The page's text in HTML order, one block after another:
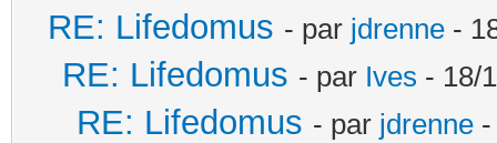
RE: Lifedomus - par jdrenne -
RE: Lifedomus - par Ives - 18/
RE: Lifedomus - par jdrenne